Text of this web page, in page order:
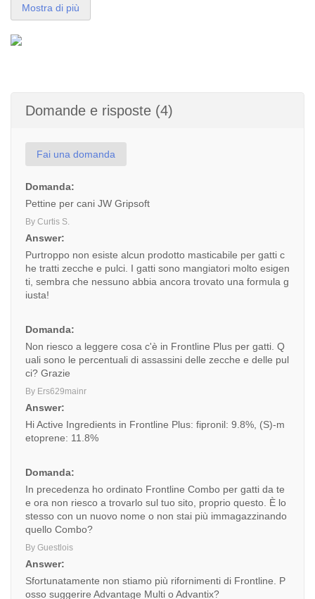
Mostra di più
Domande e risposte (4)
Fai una domanda
Domanda:
Pettine per cani JW Gripsoft
By Curtis S.
Answer:
Purtroppo non esiste alcun prodotto masticabile per gatti c
he tratti zecche e pulci. I gatti sono mangiatori molto esigen
ti, sembra che nessuno abbia ancora trovato una formula g
iusta!
Domanda:
Non riesco a leggere cosa c'è in Frontline Plus per gatti. Q
uali sono le percentuali di assassini delle zecche e delle pul
ci? Grazie
By Ers629mainr
Answer:
Hi Active Ingredients in Frontline Plus: fipronil: 9.8%, (S)-m
etoprene: 11.8%
Domanda:
In precedenza ho ordinato Frontline Combo per gatti da te
e ora non riesco a trovarlo sul tuo sito, proprio questo. È lo
stesso con un nuovo nome o non stai più immagazzinando
quello Combo?
By Guestlois
Answer:
Sfortunatamente non stiamo più rifornimenti di Frontline. P
osso suggerire Advantage Multi o Advantix?